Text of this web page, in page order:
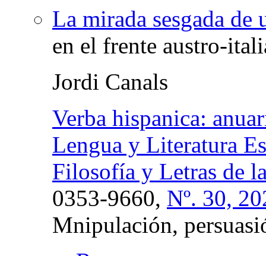
La mirada sesgada
en el frente austro-
Jordi Canals
Verba hispanica:
Lengua y Literatura
Filosofía y Letras de
0353-9660, Nº. 30,
Mnipulación,